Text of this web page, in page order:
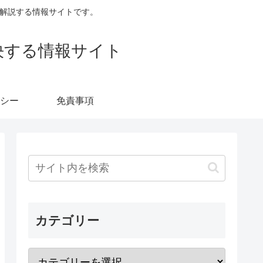
説する情報サイトです。
る情報サイト
ー 免責事項
カテゴリー